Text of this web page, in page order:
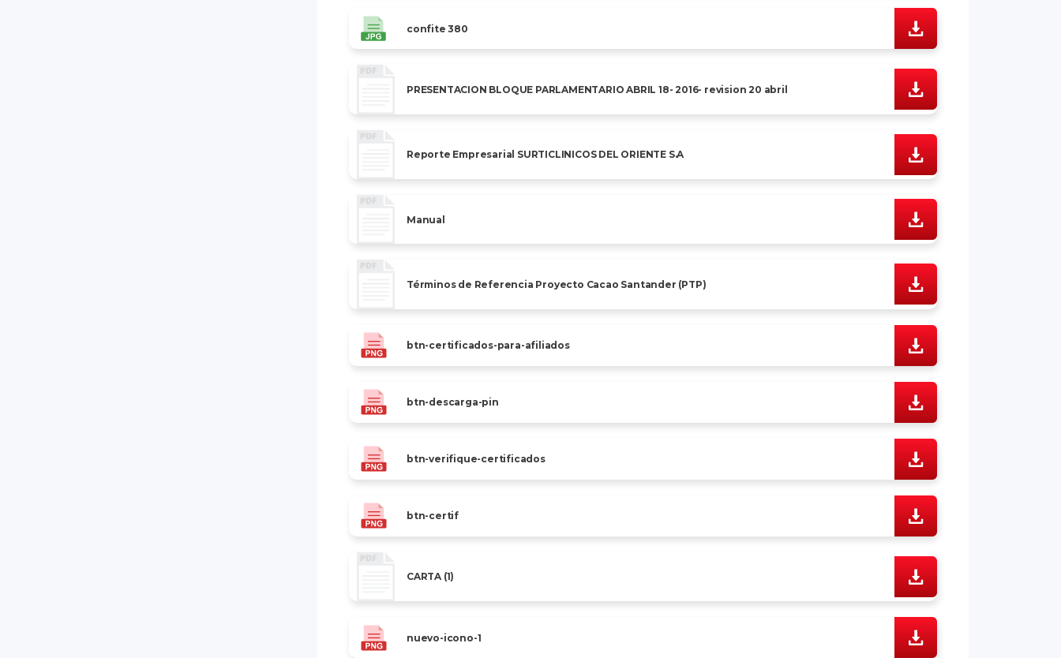
confite 380
PRESENTACION BLOQUE PARLAMENTARIO ABRIL 18- 2016- revision 20 abril
Reporte Empresarial SURTICLINICOS DEL ORIENTE S.A
Manual
Términos de Referencia Proyecto Cacao Santander (PTP)
btn-certificados-para-afiliados
btn-descarga-pin
btn-verifique-certificados
btn-certif
CARTA (1)
nuevo-icono-1